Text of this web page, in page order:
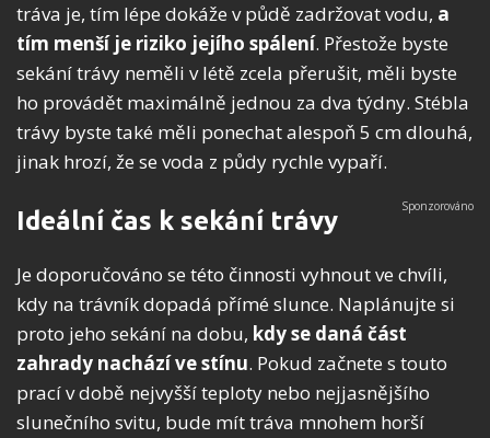
tráva je, tím lépe dokáže v půdě zadržovat vodu, a
tím menší je riziko jejího spálení. Přestože byste
sekání trávy neměli v létě zcela přerušit, měli byste
ho provádět maximálně jednou za dva týdny. Stébla
trávy byste také měli ponechat alespoň 5 cm dlouhá,
jinak hrozí, že se voda z půdy rychle vypaří.
Ideální čas k sekání trávy
Je doporučováno se této činnosti vyhnout ve chvíli,
kdy na trávník dopadá přímé slunce. Naplánujte si
proto jeho sekání na dobu, kdy se daná část
zahrady nachází ve stínu. Pokud začnete s touto
prací v době nejvyšší teploty nebo nejjasnějšího
slunečního svitu, bude mít tráva mnohem horší